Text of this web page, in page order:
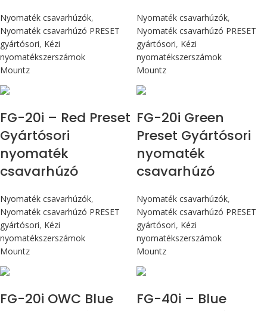
Nyomaték csavarhúzók,
Nyomaték csavarhúzó PRESET
gyártósori, Kézi
nyomatékszerszámok
Mountz
Nyomaték csavarhúzók,
Nyomaték csavarhúzó PRESET
gyártósori, Kézi
nyomatékszerszámok
Mountz
FG-20i – Red Preset
Gyártósori
nyomaték
csavarhúzó
Nyomaték csavarhúzók,
Nyomaték csavarhúzó PRESET
gyártósori, Kézi
nyomatékszerszámok
Mountz
FG-20i Green
Preset Gyártósori
nyomaték
csavarhúzó
Nyomaték csavarhúzók,
Nyomaték csavarhúzó PRESET
gyártósori, Kézi
nyomatékszerszámok
Mountz
FG-20i OWC Blue
FG-40i – Blue